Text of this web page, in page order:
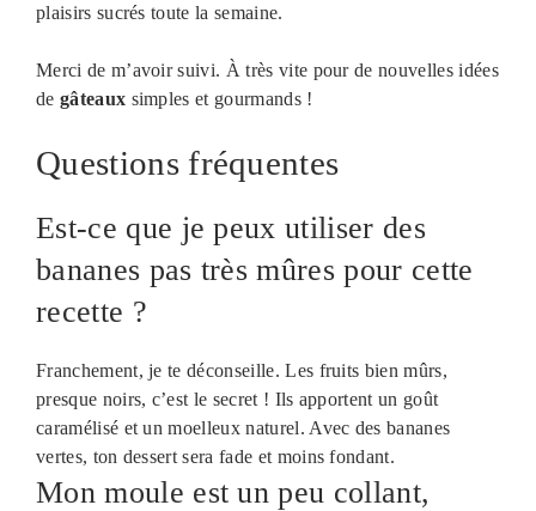
plaisirs sucrés toute la semaine.
Merci de m’avoir suivi. À très vite pour de nouvelles idées
de gâteaux simples et gourmands !
Questions fréquentes
Est-ce que je peux utiliser des
bananes pas très mûres pour cette
recette ?
Franchement, je te déconseille. Les fruits bien mûrs,
presque noirs, c’est le secret ! Ils apportent un goût
caramélisé et un moelleux naturel. Avec des bananes
vertes, ton dessert sera fade et moins fondant.
Mon moule est un peu collant,